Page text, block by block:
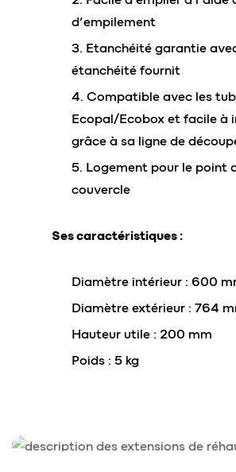
d’empilement
Etanchéité garantie
étanchéité fournit
Compatible avec les
Ecopal/Ecobox et facile à
grâce à sa ligne de
Logement pour le point
couvercle
Ses caractéristiques :
Diamètre intérieur : 600
Diamètre extérieur : 764
Hauteur utile : 200 mm
Poids : 5 kg